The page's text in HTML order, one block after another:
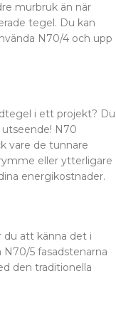
murbruk än när
tegel. Du kan
N70/4 och upp
i ett projekt? Du
N70
vare de tunnare
eller ytterligare
energikostnader.
du att känna det i
5 fasadstenarna
den traditionella